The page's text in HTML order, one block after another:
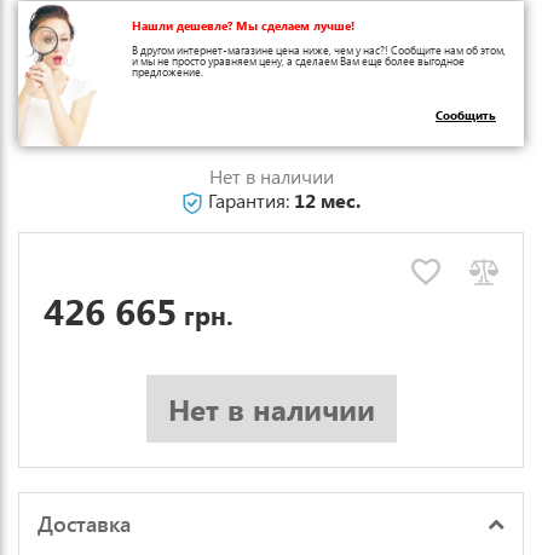
Нашли дешевле? Мы сделаем лучше!
В другом интернет-магазине цена ниже, чем у нас?! Сообщите нам об этом,
и мы не просто уравняем цену, а сделаем Вам еще более выгодное
предложение.
Сообщить
Нет в наличии
Гарантия: 12 мес.
426 665 грн.
Нет в наличии
Доставка